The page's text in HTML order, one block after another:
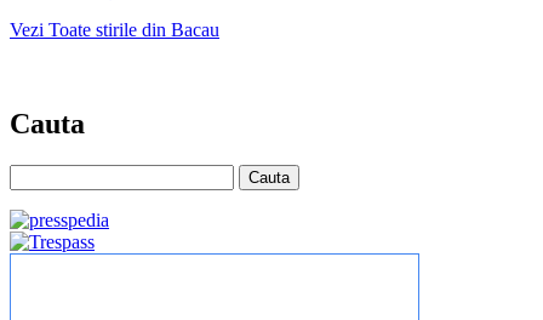
Vezi Toate stirile din Bacau
Cauta